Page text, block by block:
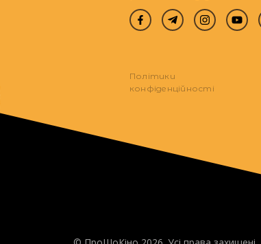
Політики
конфіденційності